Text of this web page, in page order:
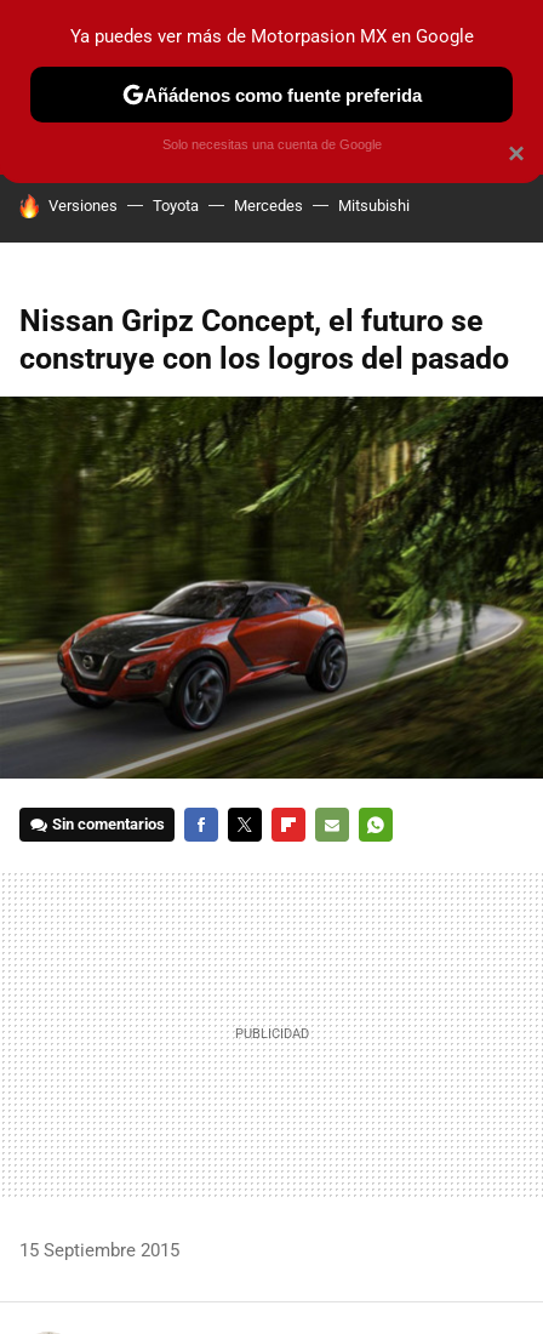
PRUEBAS INDUSTRIA HOY NO CIRCULA
HOY SE HABLA DE
Versiones Toyota Mercedes Mitsubishi
Nissan Gripz Concept, el futuro se
construye con los logros del pasado
Sin comentarios
MAIL
15 Septiembre 2015
×
Ya puedes ver más de Motorpasion MX en Google
Añádenos como fuente preferida
Solo necesitas una cuenta de Google